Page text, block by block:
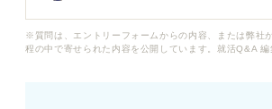
や、英語以外のスキルをアピールする方
※質問は、エントリーフォームからの内容、または弊社
程の中で寄せられた内容を公開しています。就活Q&A 編